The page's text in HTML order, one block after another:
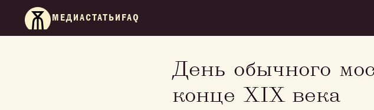
МЕДИАСТАТЬИFAQ
День обычного
конце XIX века